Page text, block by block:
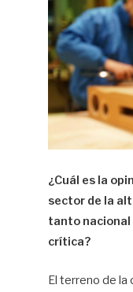
¿Cuál es la
sector de la
tanto nacional
crítica?
El terreno de la